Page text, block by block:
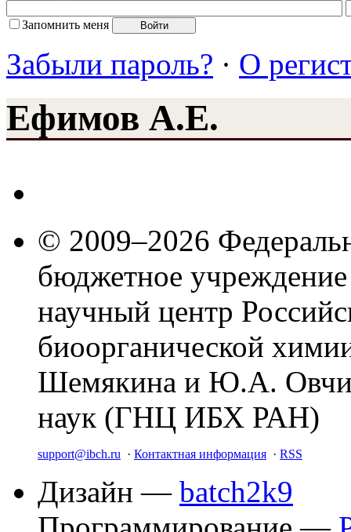
Запомнить меня
Забыли пароль? · О
Ефимов А.Е.
© 2009–2026
бюджетное
научный центр
биоорганической
Шемякина и Ю.А.
наук (ГНЦ ИБХ РАН)
support@ibch.ru · Контактная информация · RSS
Дизайн — batch2k9